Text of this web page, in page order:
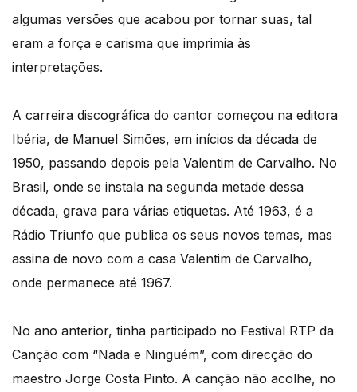
algumas versões que acabou por tornar suas, tal
eram a força e carisma que imprimia às
interpretações.
A carreira discográfica do cantor começou na editora
Ibéria, de Manuel Simões, em inícios da década de
1950, passando depois pela Valentim de Carvalho. No
Brasil, onde se instala na segunda metade dessa
década, grava para várias etiquetas. Até 1963, é a
Rádio Triunfo que publica os seus novos temas, mas
assina de novo com a casa Valentim de Carvalho,
onde permanece até 1967.
No ano anterior, tinha participado no Festival RTP da
Canção com “Nada e Ninguém”, com direcção do
maestro Jorge Costa Pinto. A canção não acolhe, no